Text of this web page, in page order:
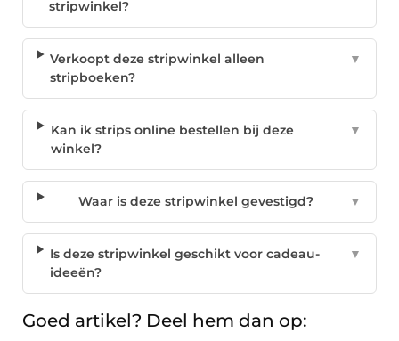
stripwinkel?
Verkoopt deze stripwinkel alleen
stripboeken?
▼
Kan ik strips online bestellen bij deze
winkel?
▼
Waar is deze stripwinkel gevestigd? ▼
Is deze stripwinkel geschikt voor cadeau-
ideeën?
▼
Goed artikel? Deel hem dan op: